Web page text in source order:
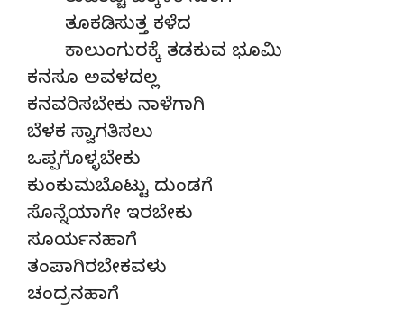
ತೂಕಡಿಸುತ್ತ ಕಳೆದ
ಕಾಲುಂಗುರಕ್ಕೆ ತಡಕುವ ಭೂಮಿ
ಕನಸೂ ಅವಳದಲ್ಲ
ಕನವರಿಸಬೇಕು ನಾಳೆಗಾಗಿ
ಬೆಳಕ ಸ್ವಾಗತಿಸಲು
ಒಪ್ಪಗೊಳ್ಳಬೇಕು
ಕುಂಕುಮಬೊಟ್ಟು ದುಂಡಗೆ
ಸೊನ್ನೆಯಾಗೇ ಇರಬೇಕು
ಸೂರ್ಯನಹಾಗೆ
ತಂಪಾಗಿರಬೇಕವಳು
ಚಂದ್ರನಹಾಗೆ